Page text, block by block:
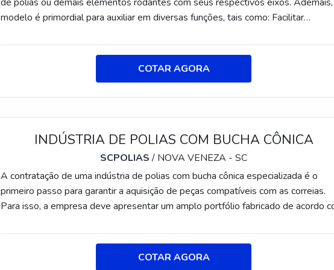
modelo é primordial para auxiliar em diversas funções, tais como: Facilitar
manutenção; Montagem perfeita com menor interferência de tolerâncias;
manutenção.AS PRINCIPAIS CARACTERÍSTICAS TÉCNICAS DA
PEÇAReferência no segmento, a SCPolias aplica aço SAE1045 n
COTAR AGORA
INDÚSTRIA DE POLIAS COM BUCHA CÔNICA
SCPOLIAS/ NOVA VENEZA - SC
A contratação de uma indústria de polias com bucha cônica especializada é o
primeiro passo para garantir a aquisição de peças compatíveis com as correias.
Para isso, a empresa deve apresentar um amplo portfólio fabricado de acordo
transmissões.O ACESSÓRIO É SOLICITADO POR DIVERSOS SETORESA
SCPolias fabrica polias para correias lisas, 3V, 5V, 8V, A, B, C, D, E, poli-V e micro
V, bem como modelos especiais para
COTAR AGORA